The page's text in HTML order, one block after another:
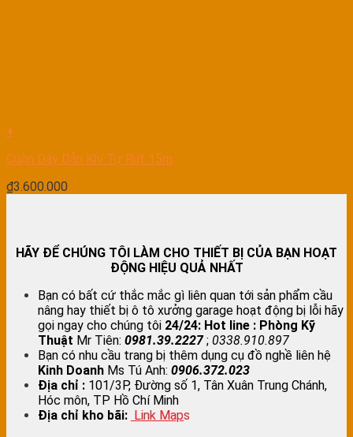
+
Cuộn Dây Dẫn Khí Tự Rút 15m
₫3.600.000
HÃY ĐỂ CHÚNG TÔI LÀM CHO THIẾT BỊ CỦA BẠN HOẠT
ĐỘNG HIỆU QUẢ NHẤT
Bạn có bất cứ thắc mắc gì liên quan tới sản phẩm cầu
nâng hay thiết bị ô tô xưởng garage hoạt động bị lỗi hãy
gọi ngay cho chúng tôi 24/24: Hot line : Phòng Kỹ
Thuật Mr Tiên: 0981.39.2227; 0338.910.897
Bạn có nhu cầu trang bị thêm dụng cụ đồ nghề liên hệ
Kinh Doanh Ms Tú Anh: 0906.372.023
Địa chỉ : 101/3P, Đường số 1, Tân Xuân Trung Chánh,
Hóc môn, TP Hồ Chí Minh
Địa chỉ kho bãi: Link Maps